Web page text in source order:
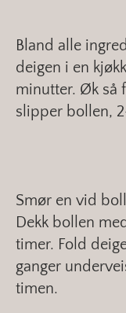
Bland alle
deigen i en
minutter. Øk så
slipper bollen,
Smør en vid
Dekk bollen
timer. Fold
ganger
timen.